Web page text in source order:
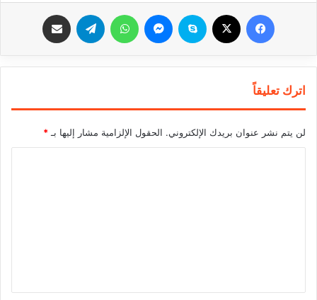
اترك تعليقاً
لن يتم نشر عنوان بريدك الإلكتروني. الحقول الإلزامية مشار إليها بـ*